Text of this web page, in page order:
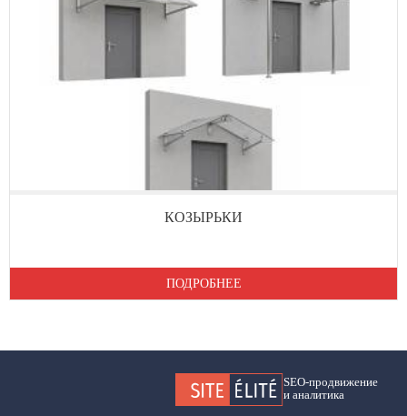
КОЗЫРЬКИ
ПОДРОБНЕЕ
SEO-продвижение
и аналитика